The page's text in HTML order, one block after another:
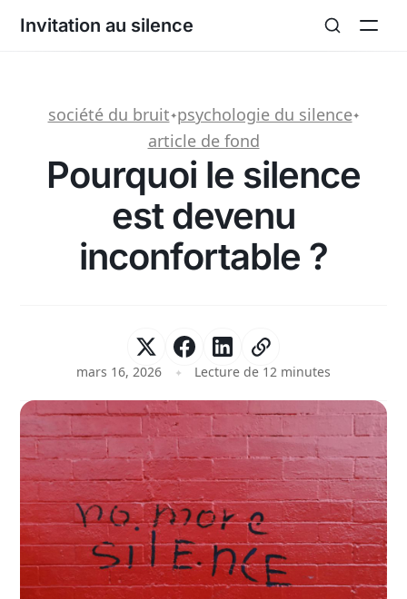
Invitation au silence
société du bruit✦psychologie du silence✦
article de fond
Pourquoi le silence
est devenu
inconfortable ?
mars 16, 2026 Lecture de 12 minutes